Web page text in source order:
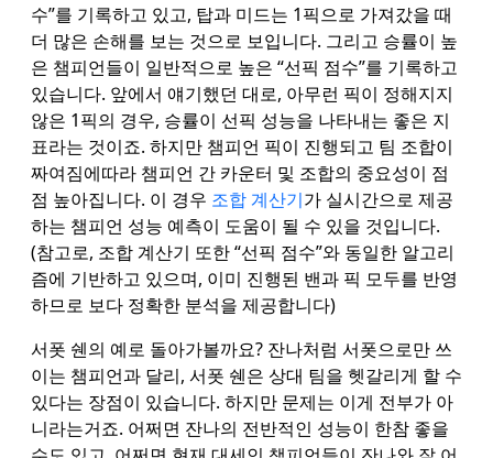
수”를 기록하고 있고, 탑과 미드는 1픽으로 가져갔을 때
더 많은 손해를 보는 것으로 보입니다. 그리고 승률이 높
은 챔피언들이 일반적으로 높은 “선픽 점수”를 기록하고
있습니다. 앞에서 얘기했던 대로, 아무런 픽이 정해지지
않은 1픽의 경우, 승률이 선픽 성능을 나타내는 좋은 지
표라는 것이죠. 하지만 챔피언 픽이 진행되고 팀 조합이
짜여짐에따라 챔피언 간 카운터 및 조합의 중요성이 점
점 높아집니다. 이 경우 조합 계산기가 실시간으로 제공
하는 챔피언 성능 예측이 도움이 될 수 있을 것입니다.
(참고로, 조합 계산기 또한 “선픽 점수”와 동일한 알고리
즘에 기반하고 있으며, 이미 진행된 밴과 픽 모두를 반영
하므로 보다 정확한 분석을 제공합니다)
서폿 쉔의 예로 돌아가볼까요? 잔나처럼 서폿으로만 쓰
이는 챔피언과 달리, 서폿 쉔은 상대 팀을 헷갈리게 할 수
있다는 장점이 있습니다. 하지만 문제는 이게 전부가 아
니라는거죠. 어쩌면 잔나의 전반적인 성능이 한참 좋을